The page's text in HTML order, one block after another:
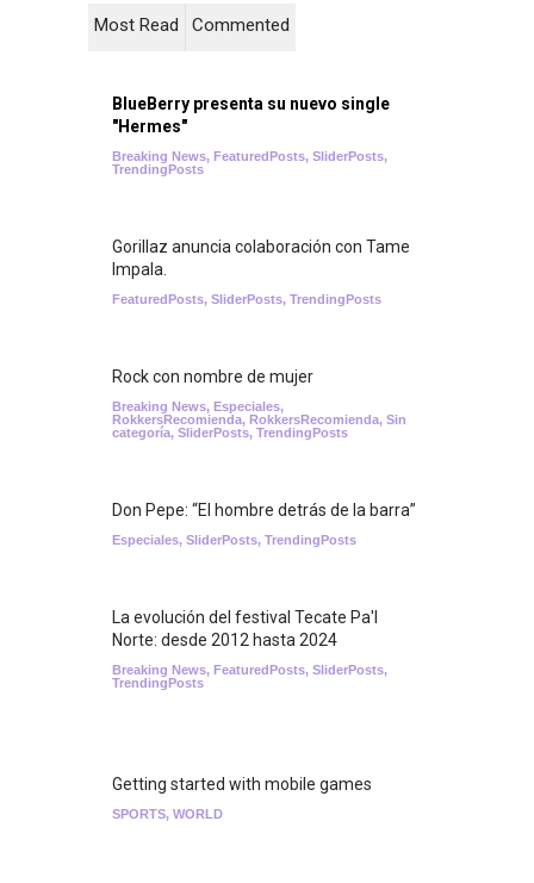
Most Read Commented
BlueBerry presenta su nuevo single
"Hermes"
Breaking News, FeaturedPosts, SliderPosts,
TrendingPosts
Gorillaz anuncia colaboración con Tame
Impala.
FeaturedPosts, SliderPosts, TrendingPosts
Rock con nombre de mujer
Breaking News, Especiales,
RokkersRecomienda, RokkersRecomienda, Sin
categoría, SliderPosts, TrendingPosts
Don Pepe: “El hombre detrás de la barra”
Especiales, SliderPosts, TrendingPosts
La evolución del festival Tecate Pa'l
Norte: desde 2012 hasta 2024
Breaking News, FeaturedPosts, SliderPosts,
TrendingPosts
Getting started with mobile games
SPORTS, WORLD